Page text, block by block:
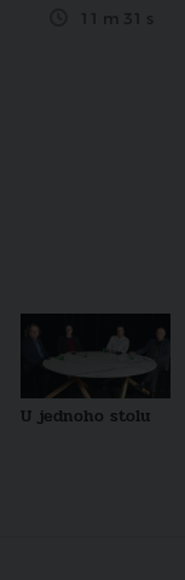
11 m 31 s
U jednoho stolu